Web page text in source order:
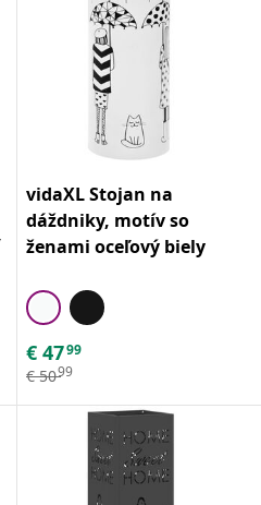
vidaXL Stojan na
dáždniky, motív so
ženami oceľový biely
€ 4799
€ 5099